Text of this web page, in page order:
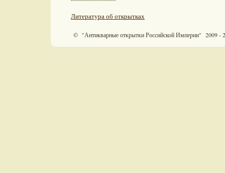
Литература об открытках
© "Антикварные открытки Российской Империи" 2009 -